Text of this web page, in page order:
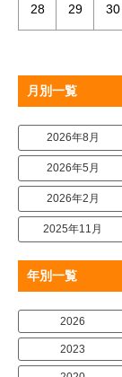
28 29 30
月別一覧
2026年8月
2026年5月
2026年2月
2025年11月
年別一覧
2026
2023